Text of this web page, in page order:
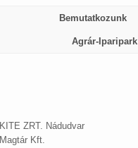
Bemutatkozunk
Agrár-Iparipark
KITE ZRT. Nádudvar
Magtár Kft.